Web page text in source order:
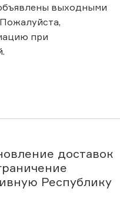
выходными
при
доставок
Республику